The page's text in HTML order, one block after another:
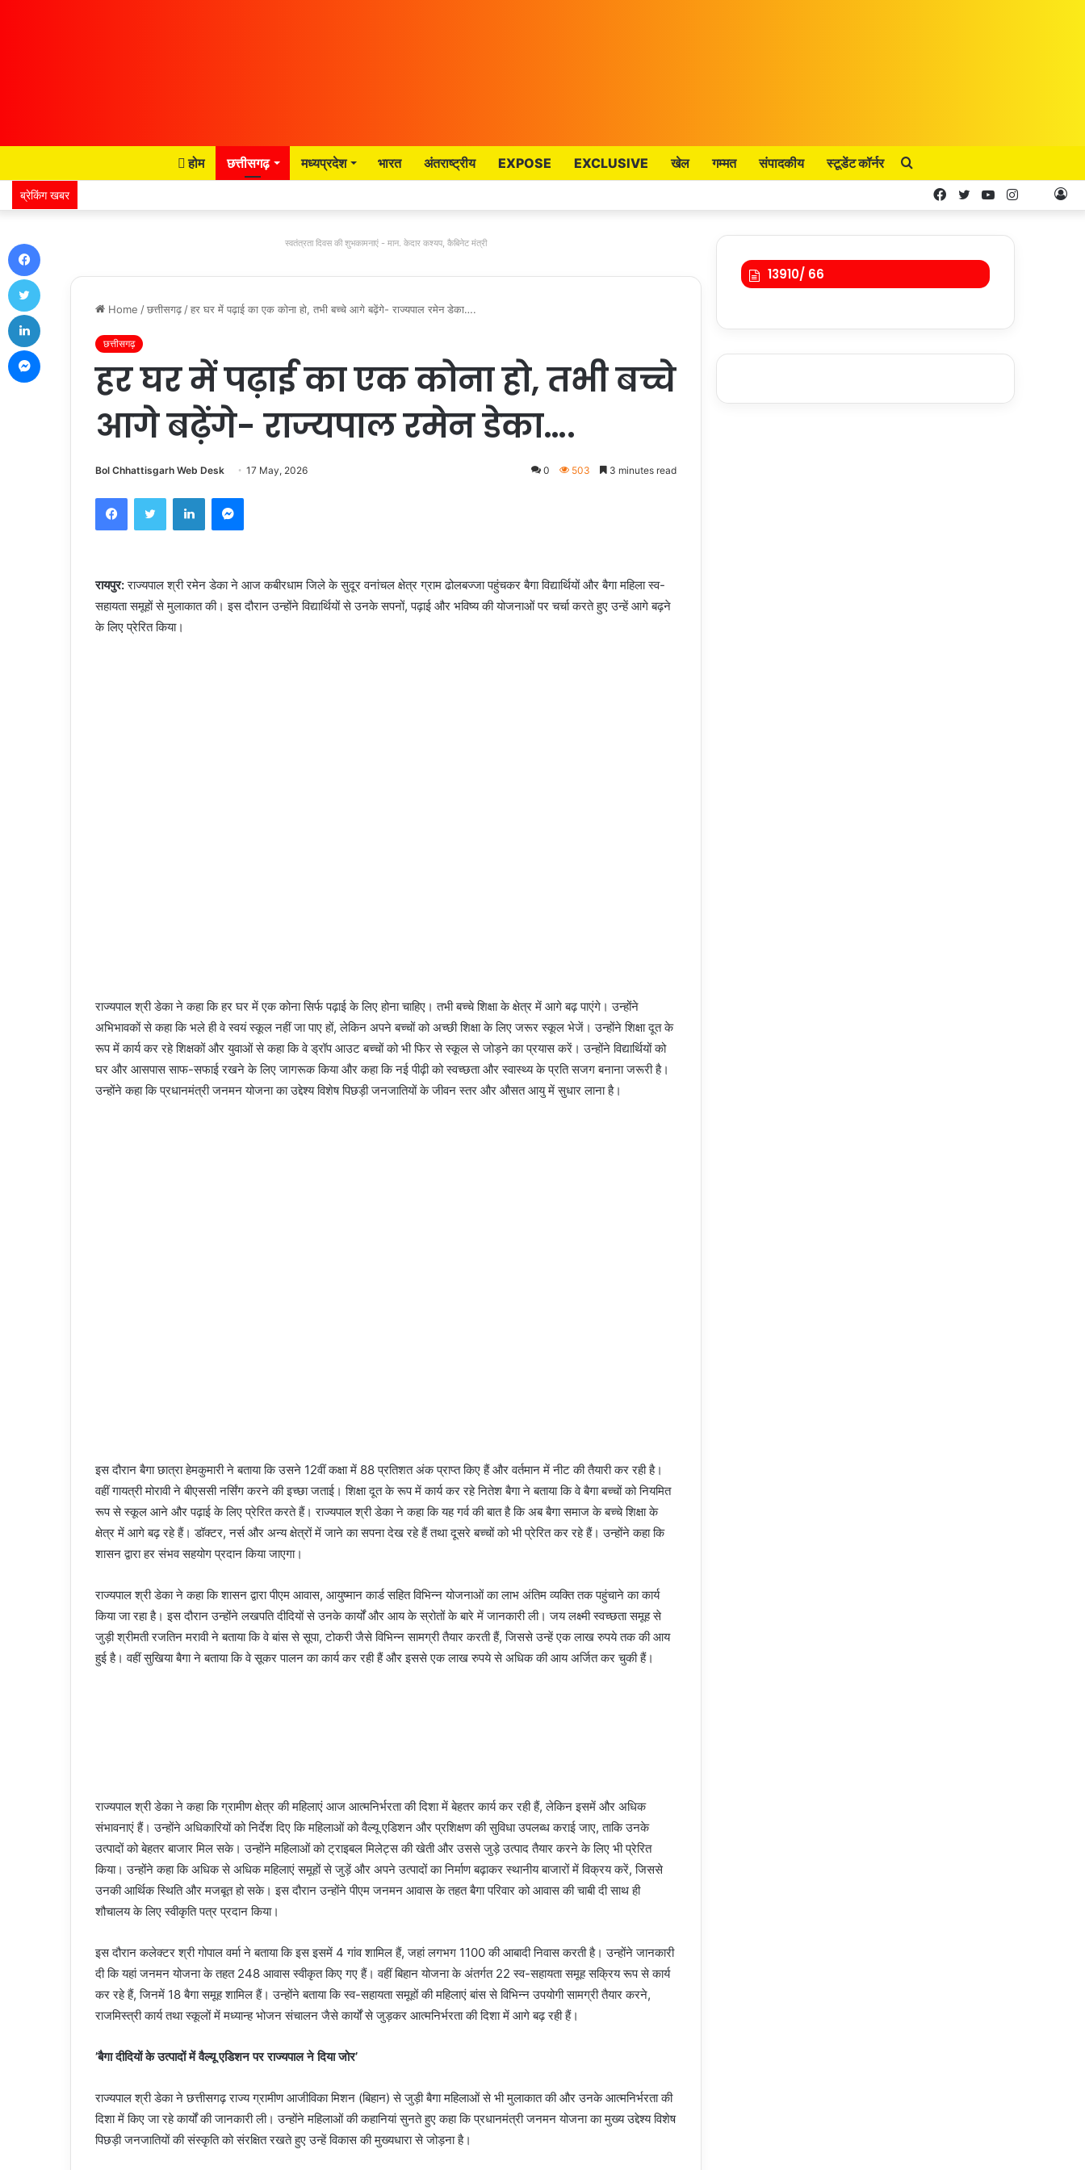
होम छत्तीसगढ़ मध्यप्रदेश भारत अंतराष्ट्रीय EXPOSE EXCLUSIVE खेल गम्मत संपादकीय स्टूडेंट कॉर्नर
ब्रेकिंग खबर Instagram
YouTube
Twitter
Facebook
स्वतंत्रता दिवस की शुभकामनाएं - मान. केदार कश्यप, कैबिनेट मंत्री
Home /छत्तीसगढ़ /हर घर में पढ़ाई का एक कोना हो, तभी बच्चे आगे बढ़ेंगे- राज्यपाल रमेन डेका….
छत्तीसगढ़
हर घर में पढ़ाई का एक कोना हो, तभी बच्चे
आगे बढ़ेंगे- राज्यपाल रमेन डेका….
Bol Chhattisgarh Web Desk 17 May, 2026 0 503 3 minutes read
रायपुर:राज्यपाल श्री रमेन डेका ने आज कबीरधाम जिले के सुदूर वनांचल क्षेत्र ग्राम ढोलबज्जा पहुंचकर बैगा विद्यार्थियों और बैगा महिला स्व-
सहायता समूहों से मुलाकात की। इस दौरान उन्होंने विद्यार्थियों से उनके सपनों, पढ़ाई और भविष्य की योजनाओं पर चर्चा करते हुए उन्हें आगे बढ़ने
के लिए प्रेरित किया।
राज्यपाल श्री डेका ने कहा कि हर घर में एक कोना सिर्फ पढ़ाई के लिए होना चाहिए। तभी बच्चे शिक्षा के क्षेत्र में आगे बढ़ पाएंगे। उन्होंने
अभिभावकों से कहा कि भले ही वे स्वयं स्कूल नहीं जा पाए हों, लेकिन अपने बच्चों को अच्छी शिक्षा के लिए जरूर स्कूल भेजें। उन्होंने शिक्षा दूत के
रूप में कार्य कर रहे शिक्षकों और युवाओं से कहा कि वे ड्रॉप आउट बच्चों को भी फिर से स्कूल से जोड़ने का प्रयास करें। उन्होंने विद्यार्थियों को
घर और आसपास साफ-सफाई रखने के लिए जागरूक किया और कहा कि नई पीढ़ी को स्वच्छता और स्वास्थ्य के प्रति सजग बनाना जरूरी है।
उन्होंने कहा कि प्रधानमंत्री जनमन योजना का उद्देश्य विशेष पिछड़ी जनजातियों के जीवन स्तर और औसत आयु में सुधार लाना है।
इस दौरान बैगा छात्रा हेमकुमारी ने बताया कि उसने 12वीं कक्षा में 88 प्रतिशत अंक प्राप्त किए हैं और वर्तमान में नीट की तैयारी कर रही है।
वहीं गायत्री मोरावी ने बीएससी नर्सिंग करने की इच्छा जताई। शिक्षा दूत के रूप में कार्य कर रहे नितेश बैगा ने बताया कि वे बैगा बच्चों को नियमित
रूप से स्कूल आने और पढ़ाई के लिए प्रेरित करते हैं। राज्यपाल श्री डेका ने कहा कि यह गर्व की बात है कि अब बैगा समाज के बच्चे शिक्षा के
क्षेत्र में आगे बढ़ रहे हैं। डॉक्टर, नर्स और अन्य क्षेत्रों में जाने का सपना देख रहे हैं तथा दूसरे बच्चों को भी प्रेरित कर रहे हैं। उन्होंने कहा कि
शासन द्वारा हर संभव सहयोग प्रदान किया जाएगा।
राज्यपाल श्री डेका ने कहा कि शासन द्वारा पीएम आवास, आयुष्मान कार्ड सहित विभिन्न योजनाओं का लाभ अंतिम व्यक्ति तक पहुंचाने का कार्य
किया जा रहा है। इस दौरान उन्होंने लखपति दीदियों से उनके कार्यों और आय के स्रोतों के बारे में जानकारी ली। जय लक्ष्मी स्वच्छता समूह से
जुड़ी श्रीमती रजतिन मरावी ने बताया कि वे बांस से सूपा, टोकरी जैसे विभिन्न सामग्री तैयार करती हैं, जिससे उन्हें एक लाख रुपये तक की आय
हुई है। वहीं सुखिया बैगा ने बताया कि वे सूकर पालन का कार्य कर रही हैं और इससे एक लाख रुपये से अधिक की आय अर्जित कर चुकी हैं।
राज्यपाल श्री डेका ने कहा कि ग्रामीण क्षेत्र की महिलाएं आज आत्मनिर्भरता की दिशा में बेहतर कार्य कर रही हैं, लेकिन इसमें और अधिक
संभावनाएं हैं। उन्होंने अधिकारियों को निर्देश दिए कि महिलाओं को वैल्यू एडिशन और प्रशिक्षण की सुविधा उपलब्ध कराई जाए, ताकि उनके
उत्पादों को बेहतर बाजार मिल सके। उन्होंने महिलाओं को ट्राइबल मिलेट्स की खेती और उससे जुड़े उत्पाद तैयार करने के लिए भी प्रेरित
किया। उन्होंने कहा कि अधिक से अधिक महिलाएं समूहों से जुड़ें और अपने उत्पादों का निर्माण बढ़ाकर स्थानीय बाजारों में विक्रय करें, जिससे
उनकी आर्थिक स्थिति और मजबूत हो सके। इस दौरान उन्होंने पीएम जनमन आवास के तहत बैगा परिवार को आवास की चाबी दी साथ ही
शौचालय के लिए स्वीकृति पत्र प्रदान किया।
इस दौरान कलेक्टर श्री गोपाल वर्मा ने बताया कि इस इसमें 4 गांव शामिल हैं, जहां लगभग 1100 की आबादी निवास करती है। उन्होंने जानकारी
दी कि यहां जनमन योजना के तहत 248 आवास स्वीकृत किए गए हैं। वहीं बिहान योजना के अंतर्गत 22 स्व-सहायता समूह सक्रिय रूप से कार्य
कर रहे हैं, जिनमें 18 बैगा समूह शामिल हैं। उन्होंने बताया कि स्व-सहायता समूहों की महिलाएं बांस से विभिन्न उपयोगी सामग्री तैयार करने,
राजमिस्त्री कार्य तथा स्कूलों में मध्यान्ह भोजन संचालन जैसे कार्यों से जुड़कर आत्मनिर्भरता की दिशा में आगे बढ़ रही हैं।
’बैगा दीदियों के उत्पादों में वैल्यू एडिशन पर राज्यपाल ने दिया जोर’
राज्यपाल श्री डेका ने छत्तीसगढ़ राज्य ग्रामीण आजीविका मिशन (बिहान) से जुड़ी बैगा महिलाओं से भी मुलाकात की और उनके आत्मनिर्भरता की
दिशा में किए जा रहे कार्यों की जानकारी ली। उन्होंने महिलाओं की कहानियां सुनते हुए कहा कि प्रधानमंत्री जनमन योजना का मुख्य उद्देश्य विशेष
पिछड़ी जनजातियों की संस्कृति को संरक्षित रखते हुए उन्हें विकास की मुख्यधारा से जोड़ना है।
13910/ 66
Twitter
Messenger